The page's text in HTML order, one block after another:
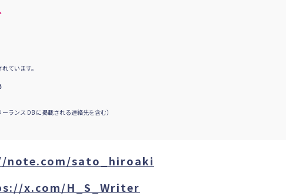
ています。
ランス DB に掲載される連絡先を含む）
sato_hiroaki
x.com/H_S_Writer